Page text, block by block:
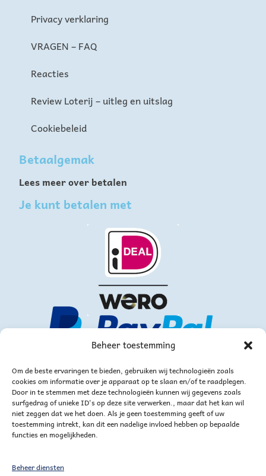
Beheer toestemming
Om de beste ervaringen te bieden, gebruiken wij technologieën zoals
cookies om informatie over je apparaat op te slaan en/of te raadplegen.
Door in te stemmen met deze technologieën kunnen wij gegevens zoals
surfgedrag of unieke ID's op deze site verwerken., maar dat het kan wil
niet zeggen dat we het doen. Als je geen toestemming geeft of uw
toestemming intrekt, kan dit een nadelige invloed hebben op bepaalde
functies en mogelijkheden.
Beheer diensten
Privacy verklaring
VRAGEN – FAQ
Reacties
Review Loterij – uitleg en uitslag
Cookiebeleid
Betaalgemak
Lees meer over betalen
Je kunt betalen met
of via bankoverschrijving